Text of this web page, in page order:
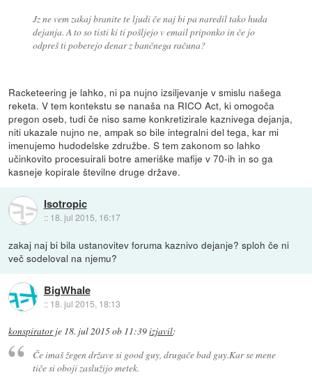
Jz ne vem zakaj branite te ljudi če naj bi pa naredil tako huda
dejanja. A to so tisti ki ti pošljejo v email priponko in če jo
odpreš ti poberejo denar z bančnega računa?
Racketeering je lahko, ni pa nujno izsiljevanje v smislu našega
reketa. V tem kontekstu se nanaša na RICO Act, ki omogoča
pregon oseb, tudi če niso same konkretizirale kaznivega dejanja,
niti ukazale nujno ne, ampak so bile integralni del tega, kar mi
imenujemo hudodelske združbe. S tem zakonom so lahko
učinkovito procesuirali botre ameriške mafije v 70-ih in so ga
kasneje kopirale številne druge države.
Isotropic
:: 18. jul 2015, 16:17
zakaj naj bi bila ustanovitev foruma kaznivo dejanje? sploh če ni
več sodeloval na njemu?
BigWhale
:: 18. jul 2015, 18:13
konspiratorje 18. jul 2015 ob 11:39izjavil:
Če imaš žegen države si good guy, drugače bad guy.Kar se mene
tiče si oboji zaslužijo metek.